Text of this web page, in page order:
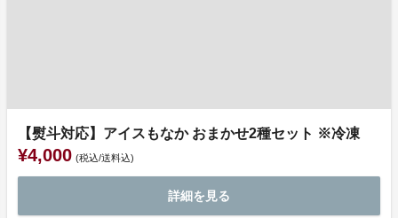
【熨斗対応】アイスもなか おまかせ2種セット ※冷凍
¥4,000 (税込/送料込)
詳細を見る